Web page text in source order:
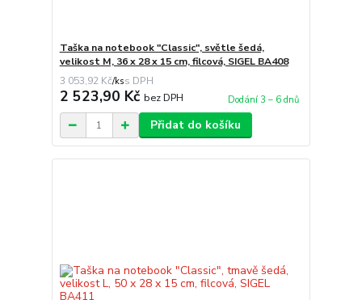
Taška na notebook "Classic", světle šedá,
velikost M, 36 x 28 x 15 cm, filcová, SIGEL BA408
3 053,92 Kč/ks
2 523,90 Kč bez DPH Dodání 3 – 6 dnů
Přidat do košíku